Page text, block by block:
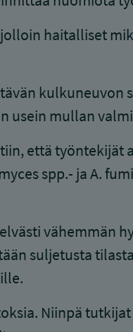
haitalliset
kulkuneuvon
usein mullan
että työntekijät
spp.- ja A.
vähemmän
suljetusta
Niinpä